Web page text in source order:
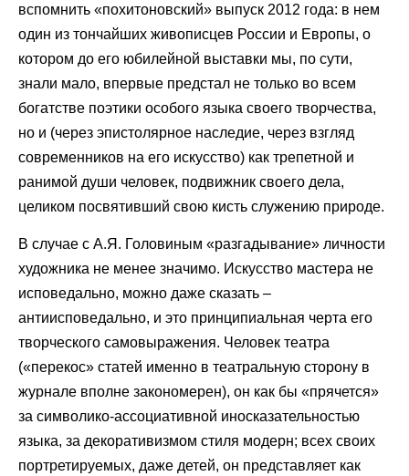
вспомнить «похитоновский» выпуск 2012 года: в нем
один из тончайших живописцев России и Европы, о
котором до его юбилейной выставки мы, по сути,
знали мало, впервые предстал не только во всем
богатстве поэтики особого языка своего творчества,
но и (через эпистолярное наследие, через взгляд
современников на его искусство) как трепетной и
ранимой души человек, подвижник своего дела,
целиком посвятивший свою кисть служению природе.
В случае с А.Я. Головиным «разгадывание» личности
художника не менее значимо. Искусство мастера не
исповедально, можно даже сказать –
антиисповедально, и это принципиальная черта его
творческого самовыражения. Человек театра
(«перекос» статей именно в театральную сторону в
журнале вполне закономерен), он как бы «прячется»
за символико-ассоциативной иносказательностью
языка, за декоративизмом стиля модерн; всех своих
портретируемых, даже детей, он представляет как